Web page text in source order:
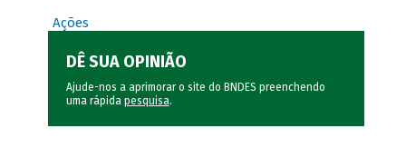
Ações
DÊ SUA OPINIÃO
Ajude-nos a aprimorar o site do BNDES preenchendo
uma rápida pesquisa.